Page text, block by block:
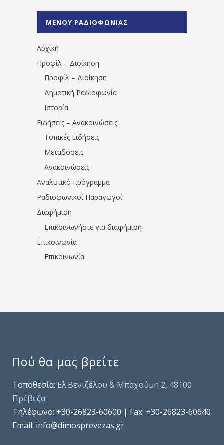
1531194763766854/" artist="" ]
ΜΕΝΟΥ ΡΑΔΙΟΦΩΝΙΑΣ
Αρχική
Προφίλ – Διοίκηση
Προφίλ – Διοίκηση
Δημοτική Ραδιοφωνία
Ιστορία
Ειδήσεις – Ανακοινώσεις
Τοπικές Ειδήσεις
Μεταδόσεις
Ανακοινώσεις
Αναλυτικό πρόγραμμα
Ραδιοφωνικοί Παραγωγοί
Διαφήμιση
Επικοινωνήστε για διαφήμιση
Επικοινωνία
Επικοινωνία
Πού θα μας βρείτε
Τοποθεσία: Ελ.Βενιζέλου & Μπαχούμη 2, 48100
Πρέβεζα
Τηλέφωνo: +30-26823-60600 | Fax: +30-26823-60640
Email: info@dimosprevezas.gr